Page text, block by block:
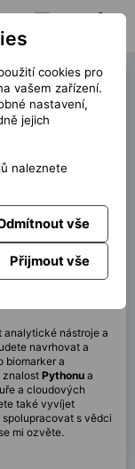
nástroje a
navrhovat a
biomarker a
znalost Pythonu a
a cloudových
také vyvíjet
s vědci
mi ozvěte.
cookies pro
vašem zařízení.
nastavení,
jejich
naleznete
vše
Přijmout vše